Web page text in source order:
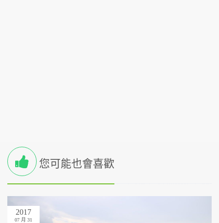
您可能也會喜歡
2017
07 月 31